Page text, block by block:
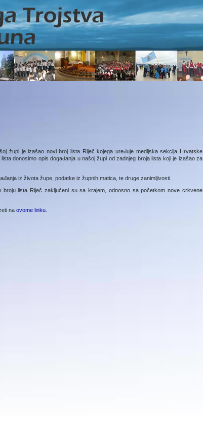
župi je izašao novi broj lista Riječ kojega uređuje medijska sekcija Hrvatske
donosimo opis događanja u našoj župi od zadnjeg broja lista koji je izašao za
iz života župe, podatke iz župnih matica, te druge zanimljivosti.
broju lista Riječ zaključeni su sa krajem, odnosno sa početkom nove crkvene
na ovome linku